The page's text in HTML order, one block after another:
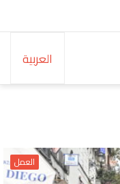
العربية
العمل